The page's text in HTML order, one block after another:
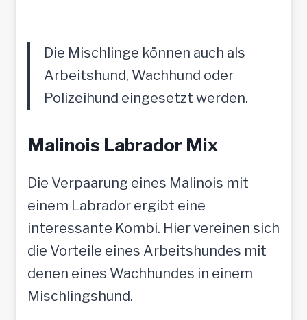
Die Mischlinge können auch als
Arbeitshund, Wachhund oder
Polizeihund eingesetzt werden.
Malinois Labrador Mix
Die Verpaarung eines Malinois mit
einem Labrador ergibt eine
interessante Kombi. Hier vereinen sich
die Vorteile eines Arbeitshundes mit
denen eines Wachhundes in einem
Mischlingshund.